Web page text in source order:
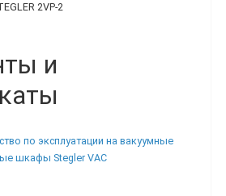
2VP-2
и
по эксплуатации на вакуумные
шкафы Stegler VAC